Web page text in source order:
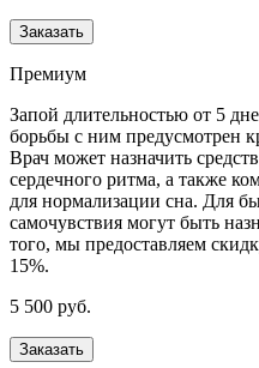
Заказать
Премиум
Запой длительностью от 5
борьбы с ним предусмотрен
Врач может назначить
сердечного ритма, а также
для нормализации сна. Для
самочувствия могут быть
того, мы предоставляем
15%.
5 500 руб.
Заказать